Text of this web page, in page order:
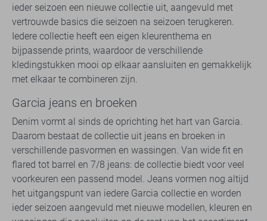
ieder seizoen een nieuwe collectie uit, aangevuld met
vertrouwde basics die seizoen na seizoen terugkeren.
Iedere collectie heeft een eigen kleurenthema en
bijpassende prints, waardoor de verschillende
kledingstukken mooi op elkaar aansluiten en gemakkelijk
met elkaar te combineren zijn.
Garcia jeans en broeken
Denim vormt al sinds de oprichting het hart van Garcia.
Daarom bestaat de collectie uit jeans en broeken in
verschillende pasvormen en wassingen. Van wide fit en
flared tot barrel en 7/8 jeans: de collectie biedt voor veel
voorkeuren een passend model. Jeans vormen nog altijd
het uitgangspunt van iedere Garcia collectie en worden
ieder seizoen aangevuld met nieuwe modellen, kleuren en